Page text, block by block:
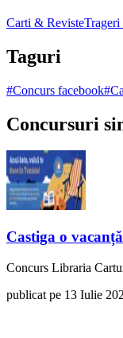
Carti & RevisteTrageri
Taguri
#Concurs facebook#
Concursuri
Castiga o
Concurs Libraria
publicat pe 13 Iulie